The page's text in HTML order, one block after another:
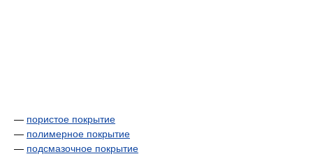
— пористое покрытие
— полимерное покрытие
— подсмазочное покрытие